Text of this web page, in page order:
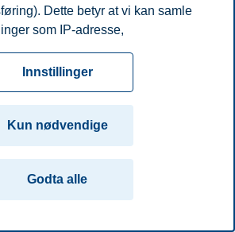
Stavanger
BI
Dette betyr at vi kan samle
som IP-adresse,
for at nettsiden skal
godta alle eller tilpasse ditt
innstillinger.
hvilke
inn og formålene i innstillinger
Du kan når som helst endre
ditt samtykke i innstillingene ved å
Innstillinger
Kun nødvendige
Godta alle